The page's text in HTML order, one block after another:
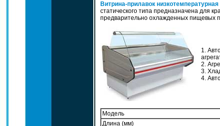
Витрина-прилавок низкотемпературная
статического типа предназначена для
предварительно охлажденных пищевых
1.
2.
3.
4.
Модель
Длина (мм)